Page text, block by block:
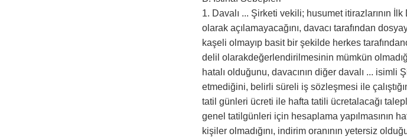
1. Davalı ... Şirketi vekili; husumet itirazlarının
olarak açılamayacağını, davacı tarafından
kaşeli olmayıp basit bir şekilde herkes
delil olarakdeğerlendirilmesinin mümkün
hatalı olduğunu, davacının diğer davalı ... isimli
etmediğini, belirli süreli iş sözleşmesi ile
tatil günleri ücreti ile hafta tatili ücretalacağı
genel tatilgünleri için hesaplama yapılmasının
kişiler olmadığını, indirim oranının yetersiz